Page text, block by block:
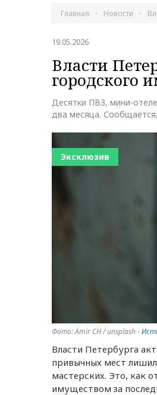
Главная Новости
19.05.2026
Власти
городского
Десятки ПВЗ, мини-
два месяца.
Эксклюзив
Фото: Amir CH / unsplash -
Власти Петербурга
привычных мест
мастерских. Это, как
имуществом за